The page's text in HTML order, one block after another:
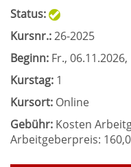
Status:
Kursnr.:26-2025
Beginn: Fr.,
Kurstag: 1
Kursort: Online
Gebühr: Kosten
Arbeitgeberpreis: